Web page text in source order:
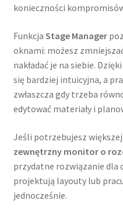
konieczności
Funkcja Stage Manager
oknami: możesz
nakładać je na siebie.
się bardziej intuicyjna, a
zwłaszcza gdy trzeba
edytować materiały i
Jeśli potrzebujesz
zewnętrzny monitor o
przydatne rozwiązanie dla
projektują layouty lub
jednocześnie.